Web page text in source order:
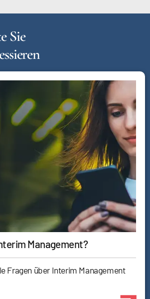
Sie
Management?
Fragen über Interim Management